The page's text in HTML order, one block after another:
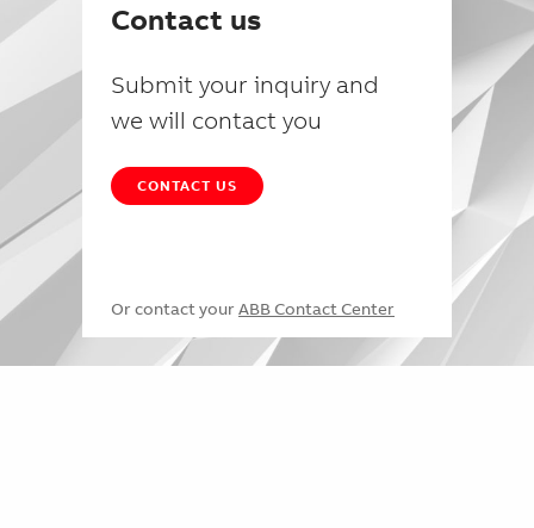
Contact us
Submit your inquiry and
we will contact you
CONTACT US
Or contact your ABB Contact Center